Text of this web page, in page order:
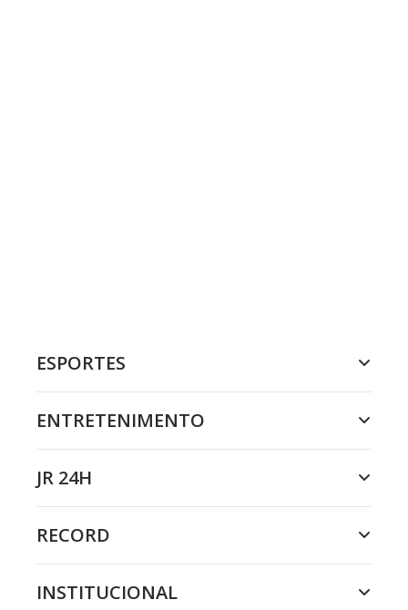
ESPORTES
ENTRETENIMENTO
JR 24H
RECORD
INSTITUCIONAL